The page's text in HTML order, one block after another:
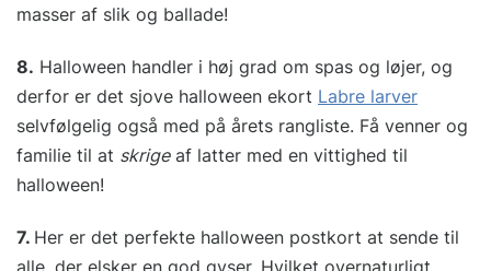
masser af slik og ballade!
8. Halloween handler i høj grad om spas og løjer, og
derfor er det sjove halloween ekort Labre larver
selvfølgelig også med på årets rangliste. Få venner og
familie til at skrigeaf latter med en vittighed til
halloween!
7. Her er det perfekte halloween postkort at sende til
alle, der elsker en god gyser. Hvilket overnaturligt